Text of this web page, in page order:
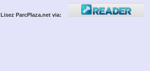
Lisez ParcPlaza.net via: